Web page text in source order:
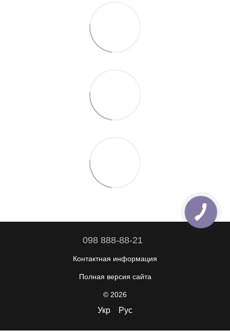
098 888-88-21
Контактная информация
Полная версия сайта
© 2026
Укр Рус